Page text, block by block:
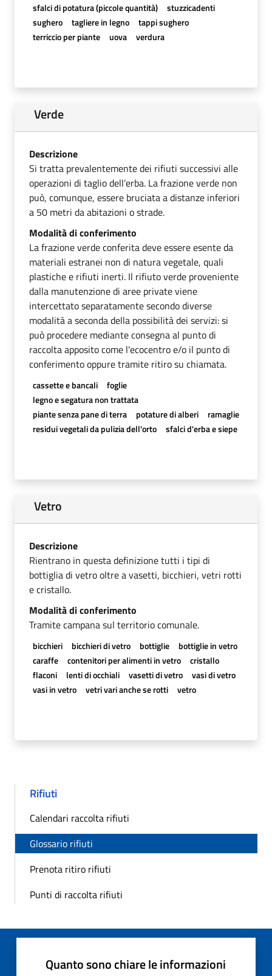
sfalci di potatura (piccole quantità)
stuzzicadenti
sughero
tagliere in legno
tappi sughero
terriccio per piante
uova verdura
Verde
Descrizione
Si tratta prevalentemente dei rifiuti successivi alle
operazioni di taglio dell’erba. La frazione verde non
può, comunque, essere bruciata a distanze inferiori
a 50 metri da abitazioni o strade.
Modalità di conferimento
La frazione verde conferita deve essere esente da
materiali estranei non di natura vegetale, quali
plastiche e rifiuti inerti. Il rifiuto verde proveniente
dalla manutenzione di aree private viene
intercettato separatamente secondo diverse
modalità a seconda della possibilità dei servizi: si
può procedere mediante consegna al punto di
raccolta apposito come l'ecocentro e/o il punto di
conferimento oppure tramite ritiro su chiamata.
cassette e bancali
foglie
legno e segatura non trattata
piante senza pane di terra
potature di alberi
ramaglie
residui vegetali da pulizia dell'orto
sfalci d'erba e siepe
Vetro
Descrizione
Rientrano in questa definizione tutti i tipi di
bottiglia di vetro oltre a vasetti, bicchieri, vetri rotti
e cristallo.
Modalità di conferimento
Tramite campana sul territorio comunale.
bicchieri bicchieri di vetro bottiglie
bottiglie in vetro
caraffe
contenitori per alimenti in vetro
cristallo
flaconi
lenti di occhiali vasetti di vetro
vasi di vetro
vasi in vetro
vetri vari anche se rotti vetro
Rifiuti
Calendari raccolta rifiuti
Glossario rifiuti
Prenota ritiro rifiuti
Punti di raccolta rifiuti
Quanto sono chiare le informazioni